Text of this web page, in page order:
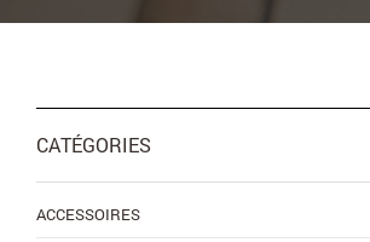
CATÉGORIES
ACCESSOIRES